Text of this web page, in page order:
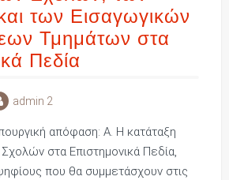
των Εισαγωγικών
Τμημάτων στα
Πεδία
admin 2
απόφαση: Α. Η κατάταξη
στα Επιστημονικά Πεδία,
που θα συμμετάσχουν στις